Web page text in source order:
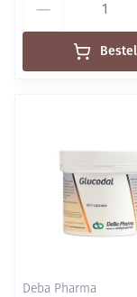
Bestel
Deba Pharma